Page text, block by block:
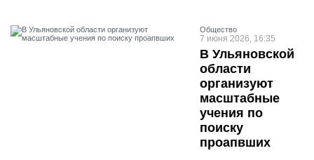
Общество
7 июня 2026, 16:35
В Ульяновской
области
организуют
масштабные
учения по
поиску
проапвших